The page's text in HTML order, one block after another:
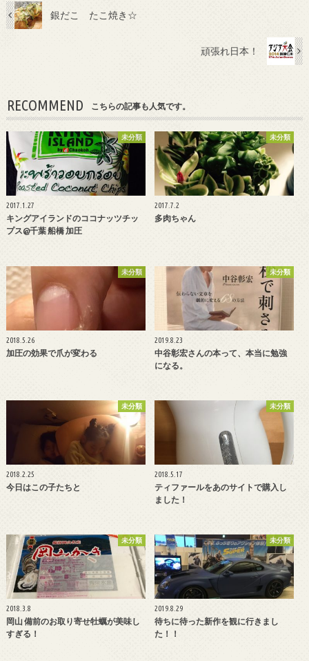
銀だこ たこ焼き☆
頑張れ日本！
RECOMMEND こちらの記事も人気です。
未分類
2017.1.27
キングアイランドのココナッツチッ
プス@千葉 船橋 加圧
未分類
2017.7.2
多肉ちゃん
未分類
2018.5.26
加圧の効果で爪が変わる
未分類
2019.8.23
中谷彰宏さんの本って、本当に勉強
になる。
未分類
2018.2.25
今日はこの子たちと
未分類
2018.5.17
ティファールをあのサイトで購入し
ました！
未分類
2018.3.8
岡山 備前のお取り寄せ牡蠣が美味し
すぎる！
未分類
2019.8.29
待ちに待った新作を観に行きまし
た！！